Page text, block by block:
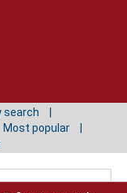
search
Most popular